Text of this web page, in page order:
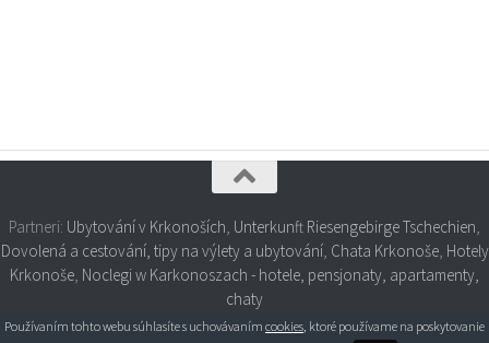
Partneri: Ubytování v Krkonoších Unterkunft Riesengebirge Tschechien
Dovolená a cestování, tipy na výlety a ubytování, Chata Krkonoše, Hotely
Krkonoše Noclegi w Karkonoszach - hotele, pensjonaty, apartamenty,
chaty
Používaním tohto webu súhlasíte s uchovávaním cookies, ktoré používame na poskytovanie